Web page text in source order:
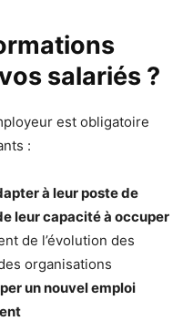
salariés ?
est obligatoire
:
à leur poste de
leur capacité à occuper
de l’évolution des
organisations
un nouvel emploi